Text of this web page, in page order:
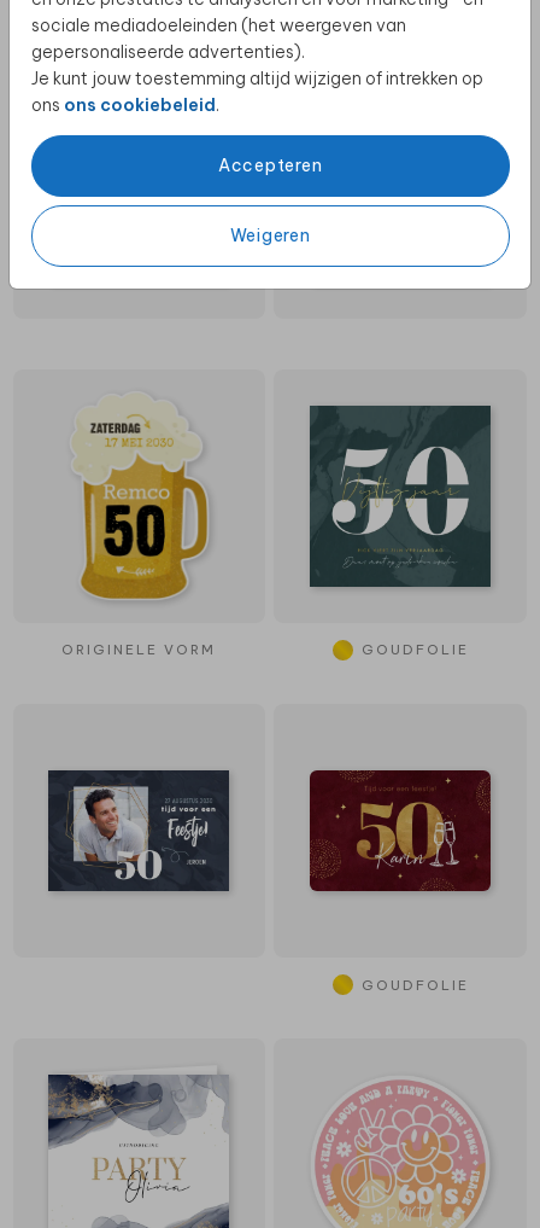
sociale mediadoeleinden (het weergeven van
gepersonaliseerde advertenties).
Je kunt jouw toestemming altijd wijzigen of intrekken op
ons ons cookiebeleid.
Accepteren
Weigeren
ORIGINELE VORM GOUDFOLIE
GOUDFOLIE